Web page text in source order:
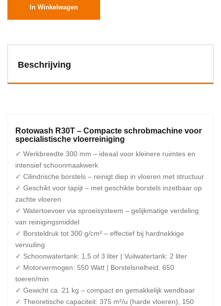
In Winkelwagen
Beschrijving
Rotowash R30T – Compacte schrobmachine voor
specialistische vloerreiniging
✓ Werkbreedte 300 mm – ideaal voor kleinere ruimtes en
intensief schoonmaakwerk
✓ Cilindrische borstels – reinigt diep in vloeren met structuur
✓ Geschikt voor tapijt – met geschikte borstels inzetbaar op
zachte vloeren
✓ Watertoevoer via sproeisysteem – gelijkmatige verdeling
van reinigingsmiddel
✓ Borsteldruk tot 300 g/cm² – effectief bij hardnekkige
vervuiling
✓ Schoonwatertank: 1,5 of 3 liter | Vuilwatertank: 2 liter
✓ Motorvermogen: 550 Watt | Borstelsnelheid: 650
toeren/min
✓ Gewicht ca. 21 kg – compact en gemakkelijk wendbaar
✓ Theoretische capaciteit: 375 m²/u (harde vloeren), 150